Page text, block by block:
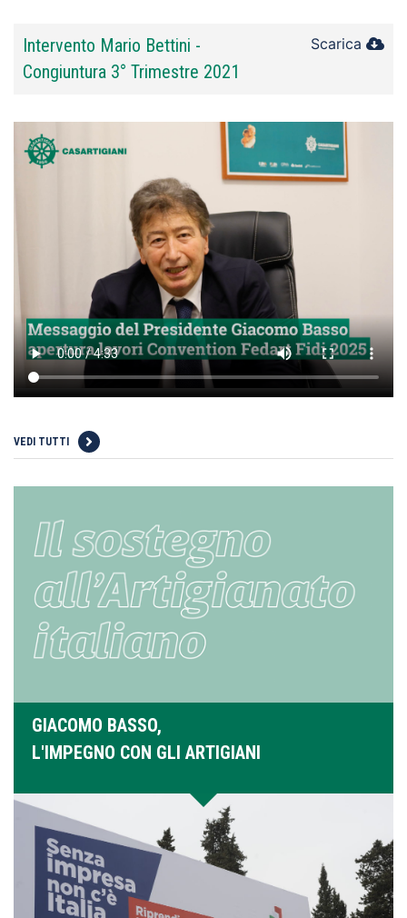
Intervento Mario Bettini -
Congiuntura 3° Trimestre 2021
Scarica
VEDI TUTTI
GIACOMO BASSO,
L'IMPEGNO CON GLI ARTIGIANI